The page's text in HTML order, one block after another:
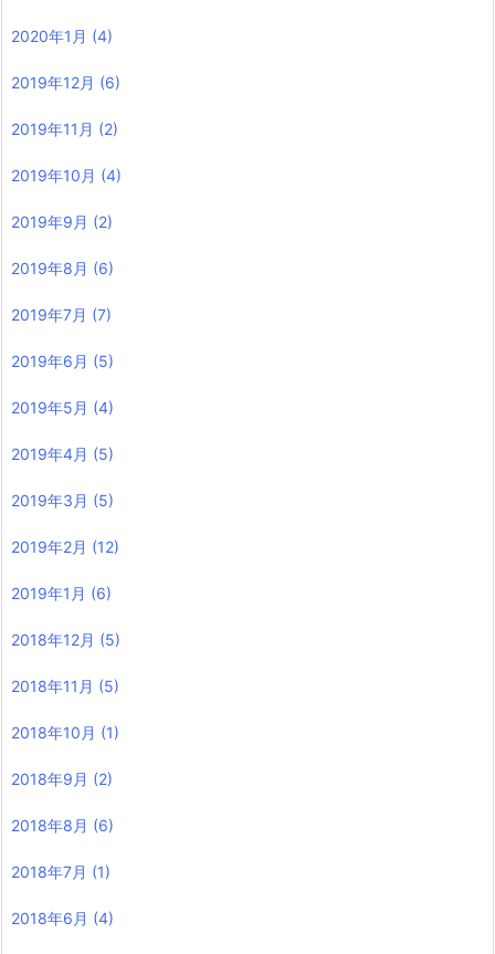
2020年1月 (4)
2019年12月 (6)
2019年11月 (2)
2019年10月 (4)
2019年9月 (2)
2019年8月 (6)
2019年7月 (7)
2019年6月 (5)
2019年5月 (4)
2019年4月 (5)
2019年3月 (5)
2019年2月 (12)
2019年1月 (6)
2018年12月 (5)
2018年11月 (5)
2018年10月 (1)
2018年9月 (2)
2018年8月 (6)
2018年7月 (1)
2018年6月 (4)